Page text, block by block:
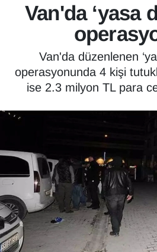
Van'da ‘yasa
Van'da düzenlenen
operasyonunda 4 kişi
ise 2.3 milyon TL para
Biyografi
Bölge Haberleri
ÇEVRE
Dernekler, Odalar
Diğer
DÜNYA
EĞİTİM
Van Trafik Yoğunluk
Süper Lig Puan Durumu
Tüm Manşetler